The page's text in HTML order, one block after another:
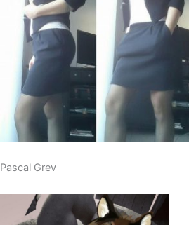
Pascal Grev